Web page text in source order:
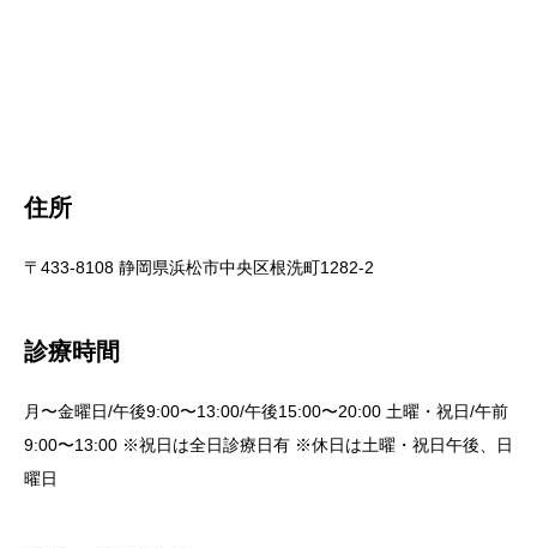
住所
〒433-8108 静岡県浜松市中央区根洗町1282-2
診療時間
月〜金曜日/午後9:00〜13:00/午後15:00〜20:00 土曜・祝日/午前
9:00〜13:00 ※祝日は全日診療日有 ※休日は土曜・祝日午後、日
曜日